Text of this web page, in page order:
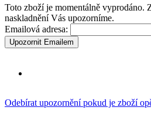
Toto zboží je momentálně vyprodáno.
naskladnění Vás upozorníme.
Emailová adresa:
Upozornit Emailem
Odebírat upozornění pokud je zboží